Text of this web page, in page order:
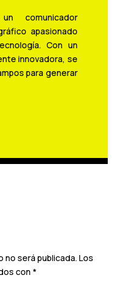
comunicador
apasionado
Con un
innovadora, se
para generar
será publicada. Los
con *